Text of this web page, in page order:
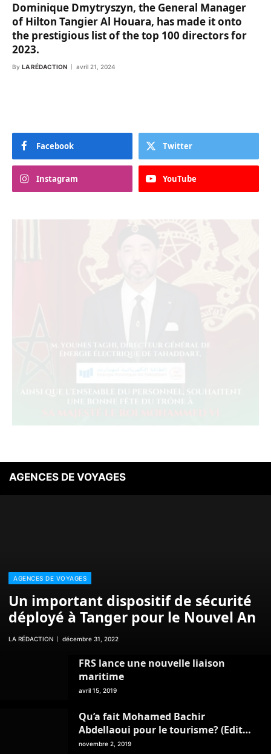
Dominique Dmytryszyn, the General Manager
of Hilton Tangier Al Houara, has made it onto
the prestigious list of the top 100 directors for
2023.
By LA RÉDACTION avril 21, 2024
Facebook Twitter
Instagram YouTube
AGENCES DE VOYAGES
AGENCES DE VOYAGES
Un important dispositif de sécurité
déployé à Tanger pour le Nouvel An
LA RÉDACTION décembre 31, 2022
FRS lance une nouvelle liaison
maritime
avril 15, 2019
Qu’a fait Mohamed Bachir
Abdellaoui pour le tourisme? (Edito
du magazine Ping Pong / Mois de
novembre 2, 2019